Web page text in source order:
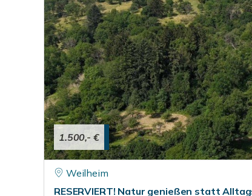
1.500,- €
Weilheim
RESERVIERT! Natur genießen statt